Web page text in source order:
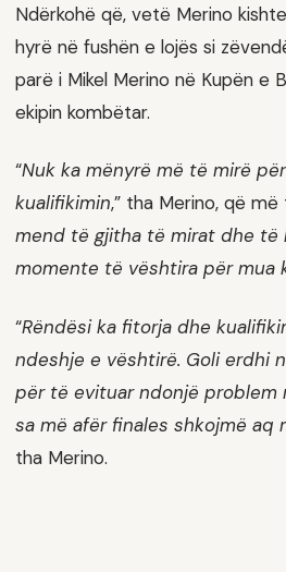
Ndërkohë që, vetë Merino
hyrë në fushën e lojës si
parë i Mikel Merino në Kupën e
ekipin kombëtar.
“Nuk ka mënyrë më të mirë
kualifikimin,” tha Merino, që më
mend të gjitha të mirat dhe të
momente të vështira për mua
“Rëndësi ka fitorja dhe
ndeshje e vështirë. Goli erdhi
për të evituar ndonjë problem
sa më afër finales shkojmë aq
tha Merino.